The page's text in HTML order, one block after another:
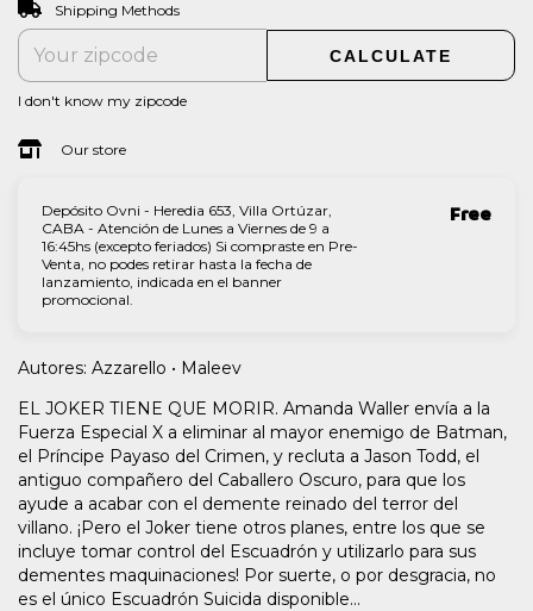
Shipping for zipcode:
Shipping Methods
CALCULATE
I don't know my zipcode
Our store
Depósito Ovni - Heredia 653, Villa Ortúzar,
CABA - Atención de Lunes a Viernes de 9 a
16:45hs (excepto feriados) Si compraste en Pre-
Venta, no podes retirar hasta la fecha de
lanzamiento, indicada en el banner
promocional.
Free
Autores: Azzarello • Maleev
EL JOKER TIENE QUE MORIR. Amanda Waller envía a la
Fuerza Especial X a eliminar al mayor enemigo de Batman,
el Príncipe Payaso del Crimen, y recluta a Jason Todd, el
antiguo compañero del Caballero Oscuro, para que los
ayude a acabar con el demente reinado del terror del
villano. ¡Pero el Joker tiene otros planes, entre los que se
incluye tomar control del Escuadrón y utilizarlo para sus
dementes maquinaciones! Por suerte, o por desgracia, no
es el único Escuadrón Suicida disponible...